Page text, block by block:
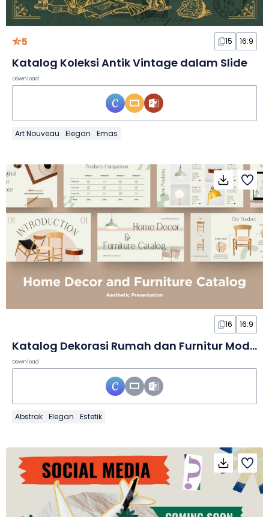
5 15 16:9
Katalog Koleksi Antik Vintage dalam Slide
Download
Art Nouveau Elegan Emas
16 16:9
Katalog Dekorasi Rumah dan Furnitur Modern dalam Slide
Download
Abstrak Elegan Estetik